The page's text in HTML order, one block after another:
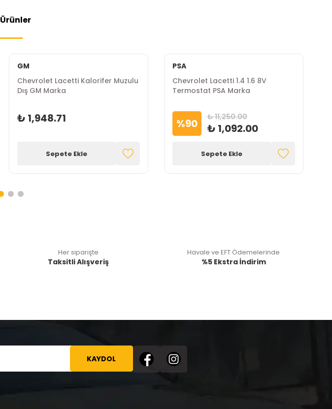
Ürünler
GM
Chevrolet Lacetti Kalorifer Muzulu
Dış GM Marka
₺ 1,948.71
Sepete Ekle
PSA
Chevrolet Lacetti 1.4 1.6 8V
Termostat PSA Marka
%90 ₺ 11,250.00
₺ 1,092.00
Sepete Ekle
Her siparişte
Taksitli Alışveriş
Havale ve EFT Ödemelerinde
%5 Ekstra İndirim
KAYDOL